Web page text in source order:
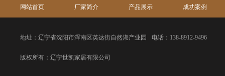
网站首页 厂家简介 产品展示 成功案例
地址：辽宁省沈阳市浑南区英达街自然湖产业园 电话：138-8912-9496
版权所有：辽宁世凯家居有限公司